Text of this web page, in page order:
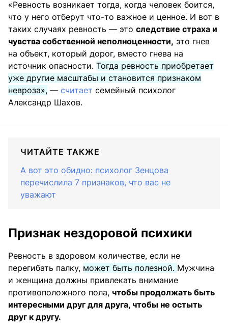
«Ревность возникает тогда, когда человек боится,
что у него отберут что-то важное и ценное. И вот в
таких случаях ревность — это следствие страха и
чувства собственной неполноценности, это гнев
на объект, который дорог, вместо гнева на
источник опасности. Тогда ревность приобретает
уже другие масштабы и становится признаком
невроза», — считает семейный психолог
Александр Шахов.
ЧИТАЙТЕ ТАКЖЕ
А вот это обидно: психолог Зенцова
перечислила 7 признаков, что вас не
уважают
Признак нездоровой психики
Ревность в здоровом количестве, если не
перегибать палку, может быть полезной. Мужчина
и женщина должны привлекать внимание
противоположного пола, чтобы продолжать быть
интересными друг для друга, чтобы не остыть
друг к другу.